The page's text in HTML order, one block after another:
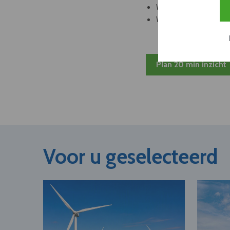
Welke bedrijven
Welke partners en
Plan 20 min inzicht
Voor u geselecteerd